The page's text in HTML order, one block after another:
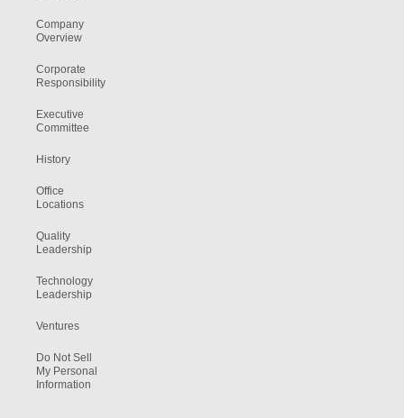
Company
Overview
Corporate
Responsibility
Executive
Committee
History
Office
Locations
Quality
Leadership
Technology
Leadership
Ventures
Do Not Sell
My Personal
Information